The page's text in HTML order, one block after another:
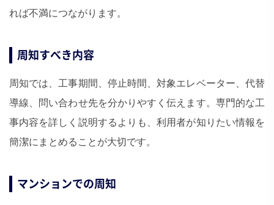
れば不満につながります。
周知すべき内容
周知では、工事期間、停止時間、対象エレベーター、代替
導線、問い合わせ先を分かりやすく伝えます。専門的な工
事内容を詳しく説明するよりも、利用者が知りたい情報を
簡潔にまとめることが大切です。
マンションでの周知